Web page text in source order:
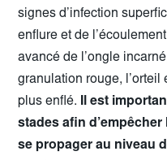
signes d’infection
enflure et de
avancé de l’ongle
granulation rouge,
plus enflé. Il est
stades afin
se propager au niveau